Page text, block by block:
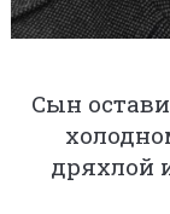
Сын
дряхлой